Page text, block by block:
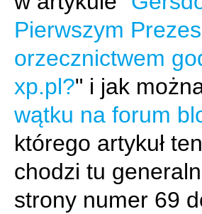
Pierwszym
orzecznictwem
xp.pl?" i jak
wątku na forum
którego artykuł
chodzi tu
strony numer 69